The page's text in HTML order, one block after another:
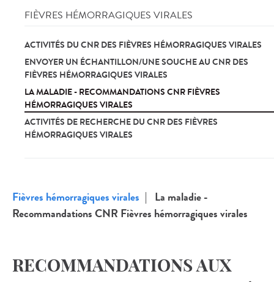
FIÈVRES HÉMORRAGIQUES VIRALES
ACTIVITÉS DU CNR DES FIÈVRES HÉMORRAGIQUES VIRALES
ENVOYER UN ÉCHANTILLON/UNE SOUCHE AU CNR DES
FIÈVRES HÉMORRAGIQUES VIRALES
LA MALADIE - RECOMMANDATIONS CNR FIÈVRES
HÉMORRAGIQUES VIRALES
ACTIVITÉS DE RECHERCHE DU CNR DES FIÈVRES
HÉMORRAGIQUES VIRALES
Fièvres hémorragiques virales
La maladie -
Recommandations CNR Fièvres hémorragiques virales
RECOMMANDATIONS AUX